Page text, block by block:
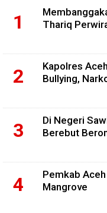
Thariq
Kapolres
Bullying,
Di Negeri
Berebut
Pemkab
Mangrove